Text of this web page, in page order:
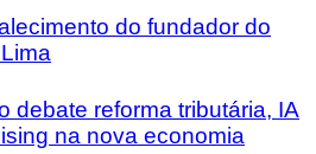
do fundador do
debate reforma tributária, IA
na nova economia